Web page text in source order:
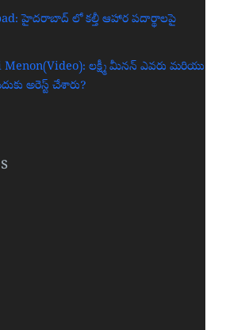
హైదరాబాద్‌ లో కల్తీ ఆహార పదార్థాలపై
లక్ష్మీ మీనన్ ఎవరు మరియు
అరెస్ట్ చేశారు?